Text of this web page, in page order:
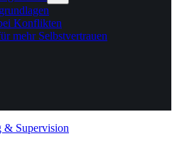
Konflikten
mehr Selbstvertrauen